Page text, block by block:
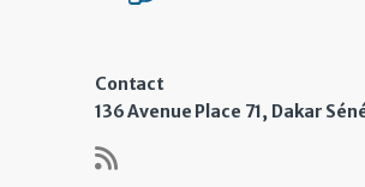
Contact
136 Avenue Place 71, Dakar